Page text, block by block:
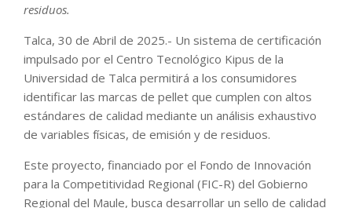
residuos.
Talca, 30 de Abril de 2025.- Un sistema de certificación
impulsado por el Centro Tecnológico Kipus de la
Universidad de Talca permitirá a los consumidores
identificar las marcas de pellet que cumplen con altos
estándares de calidad mediante un análisis exhaustivo
de variables físicas, de emisión y de residuos.
Este proyecto, financiado por el Fondo de Innovación
para la Competitividad Regional (FIC-R) del Gobierno
Regional del Maule, busca desarrollar un sello de calidad